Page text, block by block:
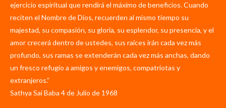
ejercicio espiritual que rendirá el máximo de beneficios. Cuando
reciten el Nombre de Dios, recuerden al mismo tiempo su
majestad, su compasión, su gloria, su esplendor, su presencia, y el
amor crecerá dentro de ustedes, sus raíces irán cada vez más
profundo, sus ramas se extenderán cada vez más anchas, dando
un fresco refugio a amigos y enemigos, compatriotas y
extranjeros.”
Sathya Sai Baba 4 de Julio de 1968